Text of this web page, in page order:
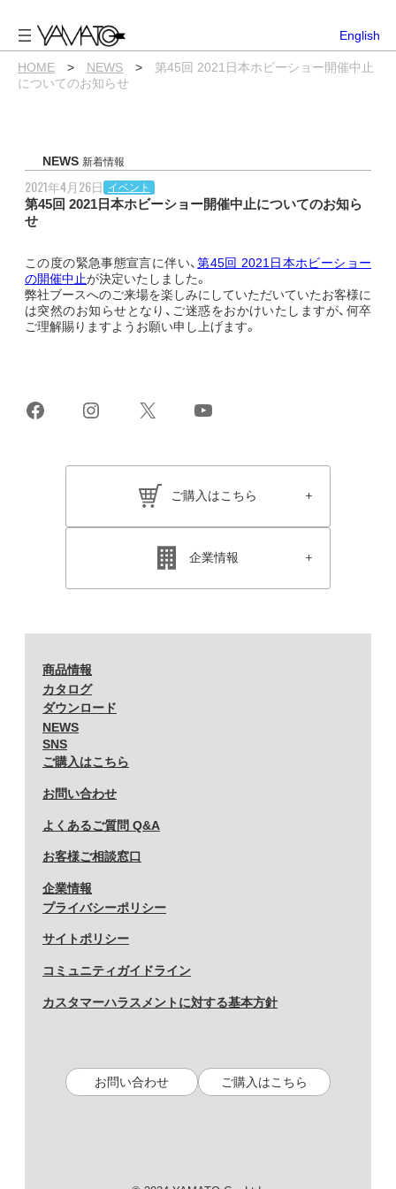
容
を
ス
キ
ッ
English
HOME > NEWS >
第45回 2021日本ホビーショー開催中止
についてのお知らせ
NEWS 新着情報
2021年4月26日 イベント
第45回 2021日本ホビーショー開催中止についてのお知ら
せ
この度の緊急事態宣言に伴い、第45回 2021日本ホビーショー
の開催中止が決定いたしました。
弊社ブースへのご来場を楽しみにしていただいていたお客様に
は突然のお知らせとなり、ご迷惑をおかけいたしますが、何卒
ご理解賜りますようお願い申し上げます。
FacebookInstagram
X YouTube
ご購入はこちら
企業情報
商品情報
カタログ
ダウンロード
NEWS
SNS
ご購入はこちら
お問い合わせ
よくあるご質問 Q&A
お客様ご相談窓口
企業情報
プライバシーポリシー
サイトポリシー
コミュニティガイドライン
カスタマーハラスメントに対する基本方針
お問い合わせ ご購入はこちら